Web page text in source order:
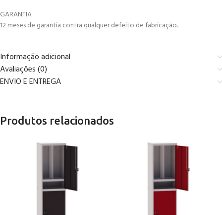
GARANTIA
12 meses de garantia contra qualquer defeito de fabricação.
Informação adicional
Avaliações (0)
ENVIO E ENTREGA
Produtos relacionados